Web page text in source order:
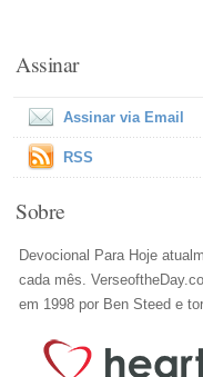
Assinar
Assinar via Email
RSS
Sobre
Devocional Para Hoje
cada mês.
em 1998 por Ben Steed e